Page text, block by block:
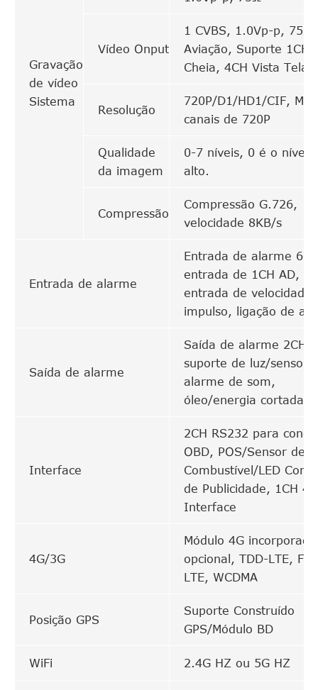
Gravação
de vídeo
Sistema
Vídeo Onput
1 CVBS, 1.0Vp-p, 75Ω,
Aviação, Suporte 1CH
Cheia, 4CH Vista Tela
Resolução
720P/D1/HD1/CIF,
canais de 720P
Qualidade
da imagem
0-7 níveis, 0 é o nível
alto.
Compressão
Compressão G.726,
velocidade 8KB/s
Entrada de alarme
Entrada de alarme
entrada de 1CH AD,
entrada de velocidade
impulso, ligação de
Saída de alarme
Saída de alarme 2CH,
suporte de luz/sensor
alarme de som,
óleo/energia cortada
Interface
2CH RS232 para
OBD, POS/Sensor de
Combustível/LED
de Publicidade, 1CH
Interface
4G/3G
Módulo 4G incorporado
opcional, TDD-LTE,
LTE, WCDMA
Posição GPS
Suporte Construído
GPS/Módulo BD
WiFi 2.4G HZ ou 5G HZ